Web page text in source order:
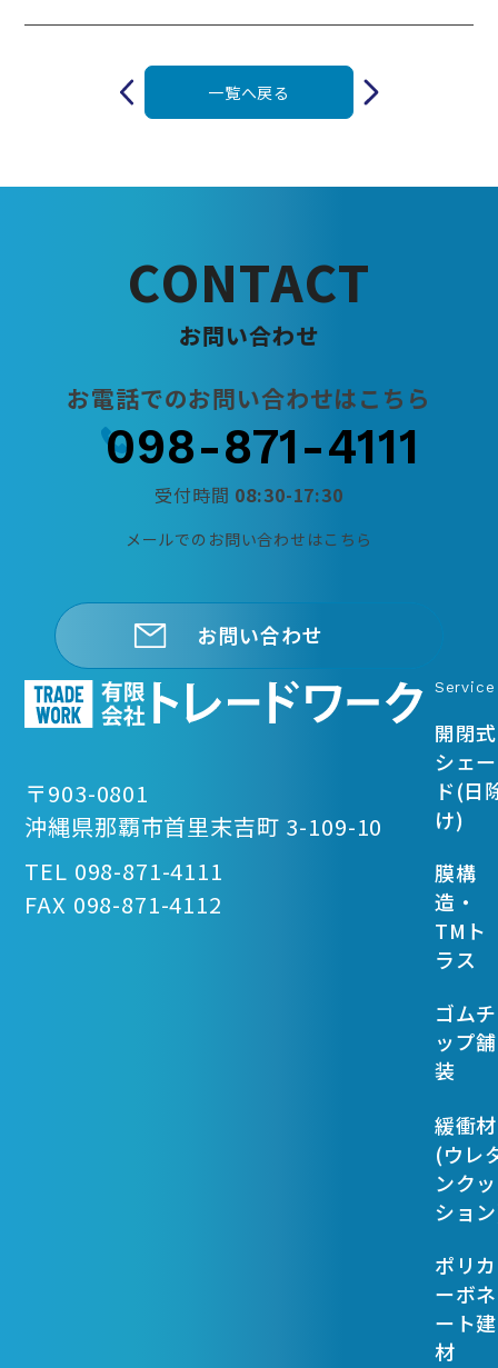
ョ
一覧へ戻る
CONTACT
お問い合わせ
お電話でのお問い合わせはこちら
098-871-4111
受付時間 08:30-17:30
メールでのお問い合わせはこちら
お問い合わせ
〒903-0801
沖縄県那覇市首里末吉町 3-109-10
TEL 098-871-4111
FAX 098-871-4112
Service
開閉式
シェー
ド(日
け)
膜構
造・
TMト
ラス
ゴムチ
ップ舗
装
緩衝材
(ウレ
ンクッ
ショ
ポリカ
ーボネ
ート建
材